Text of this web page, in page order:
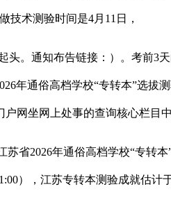
技术测验时间是4月11日，
。通知布告链接：）。考前3天
年通俗高档学校“专转本”选拔
网坐网上处事的查询核心栏目中
2026年通俗高档学校“专转本
），江苏专转本测验成就估计